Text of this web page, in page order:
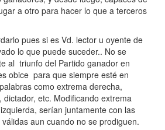
a otro para hacer lo que a terceros
pues si es Vd. lector u oyente de
lo que puede suceder.. No se
al triunfo del Partido ganador en
obice para que siempre esté en
como extrema derecha,
dictador, etc. Modificando extrema
serían juntamente con las
aun cuando no se prodiguen.